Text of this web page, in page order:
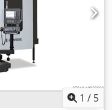
1 / 5